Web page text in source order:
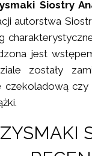
Siostry
autorstwa
jest
zostały
czekoladową